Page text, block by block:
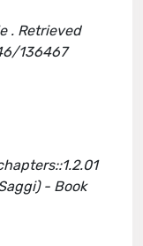
. Retrieved
136467
- Book